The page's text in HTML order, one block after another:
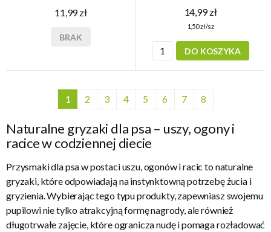
11,99 zł
BRAK
14,99 zł
1,50 zł/sz
DO KOSZYKA
1 2 3 4 5 6 7 8
Naturalne gryzaki dla psa – uszy, ogony i
racice w codziennej diecie
Przysmaki dla psa w postaci uszu, ogonów i racic to naturalne
gryzaki, które odpowiadają na instynktowną potrzebę żucia i
gryzienia. Wybierając tego typu produkty, zapewniasz swojemu
pupilowi nie tylko atrakcyjną formę nagrody, ale również
długotrwałe zajęcie, które ogranicza nudę i pomaga rozładować